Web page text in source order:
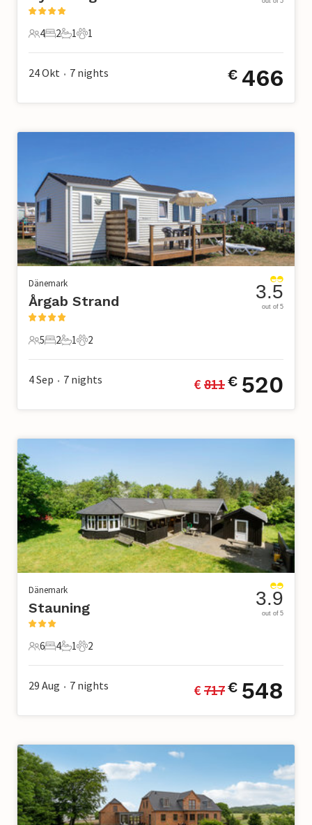
4 Gäste
4
2 Schlafzimmer
2
1 Badezimmer
1
1 Haustier
1
24 Okt • 7 nights € 466
Dänemark
Årgab Strand
5 Gäste
5
2 Schlafzimmer
2
1 Badezimmer
1
2 Haustiere
2
3.5
out of 5
4 Sep • 7 nights € 811€ 520
Dänemark
Stauning
6 Gäste
6
4 Schlafzimmer
4
1 Badezimmer
1
2 Haustiere
2
3.9
out of 5
29 Aug • 7 nights € 717€ 548